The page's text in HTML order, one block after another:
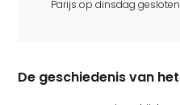
Parijs op dinsdag
De geschiedenis van